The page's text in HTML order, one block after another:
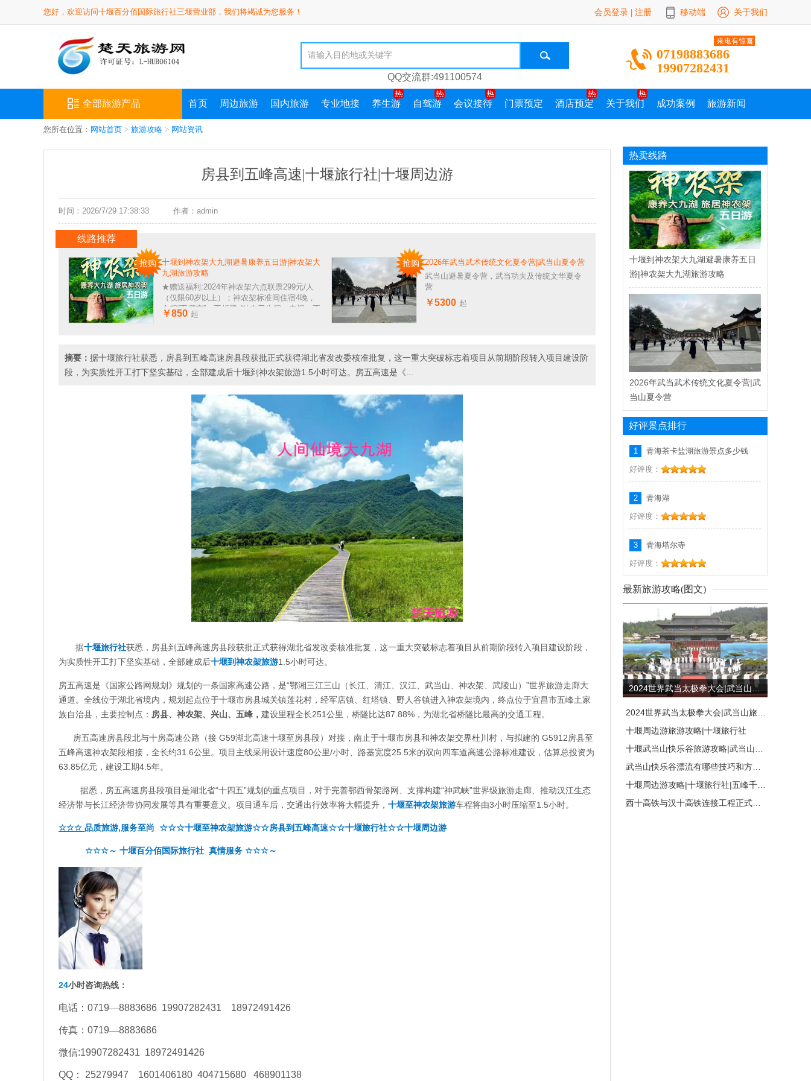
您好，欢迎访问十堰百分佰国际旅行社三堰营业部，我们将竭诚为您服务！ 会员登录 注册 移动端 关于我们
07198883686
19907282431
QQ交流群:491100574
全部旅游产品 首页 周边旅游 国内旅游 专业地接 养生游 自驾游 会议接待 门票预定 酒店预定 关于我们 成功案例 旅游新闻
您所在位置： 网站首页 > 旅游攻略 > 网站资讯
房县到五峰高速|十堰旅行社|十堰周边游
时间：2026/7/29 17:38:33 作者：admin
线路推荐
抢购
十堰到神农架大九湖避暑康养五日游|神农架大
九湖旅游攻略
★赠送福利:2024年神农架六点联票299元/人
（仅限60岁以上）；神农架标准间住宿4晚，
全程“不挪窝”，不折腾;(独立卫生间、电视、不
含空调)
￥850 起
抢购
2026年武当武术传统文化夏令营|武当山夏令营
武当山避暑夏令营，武当功夫及传统文华夏令
营
￥5300 起
摘要： 据十堰旅行社获悉，房县到五峰高速房县段获批正式获得湖北省发改委核准批复，这一重大突破标志着项目从前期阶段转入项目建设阶
段，为实质性开工打下坚实基础，全部建成后十堰到神农架旅游1.5小时可达。房五高速是《...
据十堰旅行社获悉，房县到五峰高速房县段获批正式获得湖北省发改委核准批复，这一重大突破标志着项目从前期阶段转入项目建设阶段，
为实质性开工打下坚实基础，全部建成后十堰到神农架旅游1.5小时可达。
房五高速是《国家公路网规划》规划的一条国家高速公路，是“鄂湘三江三山（长江、清江、汉江、武当山、神农架、武陵山）”世界旅游走廊大
通道。全线位于湖北省境内，规划起点位于十堰市房县城关镇莲花村，经军店镇、红塔镇、野人谷镇进入神农架境内，终点位于宜昌市五峰土家
族自治县，主要控制点： 房县、神农架、兴山、五峰， 建设里程全长251公里，桥隧比达87.88%，为湖北省桥隧比最高的交通工程。
房五高速房县段北与十房高速公路（接 G59湖北高速十堰至房县段）对接，南止于十堰市房县和神农架交界杜川村，与拟建的 G5912房县至
五峰高速神农架段相接，全长约31.6公里。项目主线采用设计速度80公里/小时、路基宽度25.5米的双向四车道高速公路标准建设，估算总投资为
63.85亿元，建设工期4.5年。
据悉，房五高速房县段项目是湖北省“十四五”规划的重点项目，对于完善鄂西骨架路网、支撑构建“神武峡”世界级旅游走廊、推动汉江生态
经济带与长江经济带协同发展等具有重要意义。项目通车后，交通出行效率将大幅提升， 十堰至神农架旅游车程将由3小时压缩至1.5小时。
☆☆☆ 品质旅游,服务至尚 ☆☆☆十堰至神农架旅游☆☆房县到五峰高速☆☆十堰旅行社☆☆十堰周边游
☆☆☆～ 十堰百分佰国际旅行社 真情服务 ☆☆☆～
24小时咨询热线：
电话： 0719—8883686 19907282431 18972491426
传真： 0719—8883686
微信:19907282431 18972491426
QQ ： 25279947 1601406180 404715680 468901138
热卖线路
十堰到神农架大九湖避暑康养五日
游|神农架大九湖旅游攻略
2026年武当武术传统文化夏令营|武
当山夏令营
好评景点排行
1
青海茶卡盐湖旅游景点多少钱
好评度：
2
青海湖
好评度：
3
青海塔尔寺
好评度：
最新旅游攻略(图文)
2024世界武当太极拳大会|武当山旅游攻略|武当山旅行社|十堰百分佰国际旅行社
十堰周边游旅游攻略|十堰旅行社